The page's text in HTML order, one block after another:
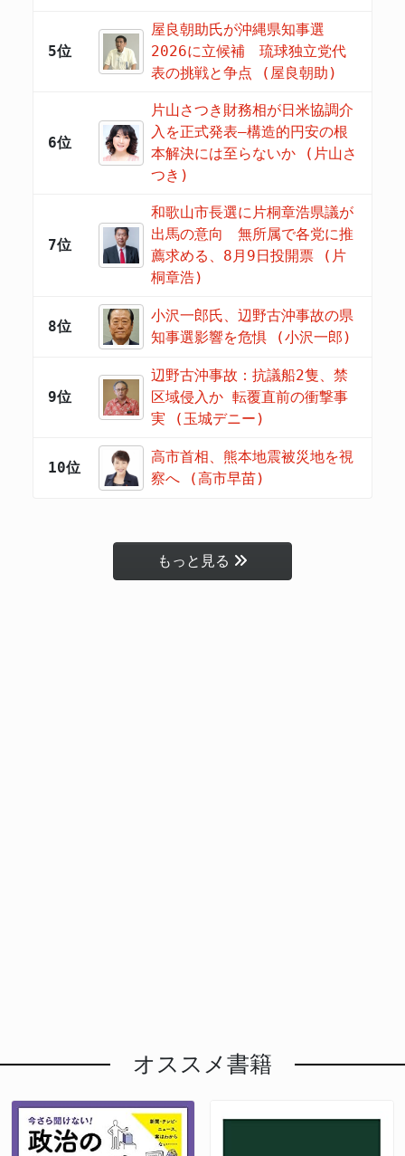
5位
屋良朝助氏が沖縄県知事選
2026に立候補 琉球独立党代
表の挑戦と争点 (屋良朝助)
6位
片山さつき財務相が日米協調介
入を正式発表―構造的円安の根
本解決には至らないか (片山さ
つき)
7位
和歌山市長選に片桐章浩県議が
出馬の意向 無所属で各党に推
薦求める、8月9日投開票 (片
桐章浩)
8位
小沢一郎氏、辺野古沖事故の県
知事選影響を危惧 (小沢一郎)
9位
辺野古沖事故：抗議船2隻、禁
区域侵入か 転覆直前の衝撃事
実 (玉城デニー)
10位
高市首相、熊本地震被災地を視
察へ (高市早苗)
もっと見る
オススメ書籍